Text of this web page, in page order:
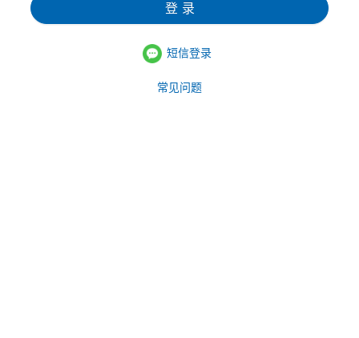
登 录
短信登录
常见问题